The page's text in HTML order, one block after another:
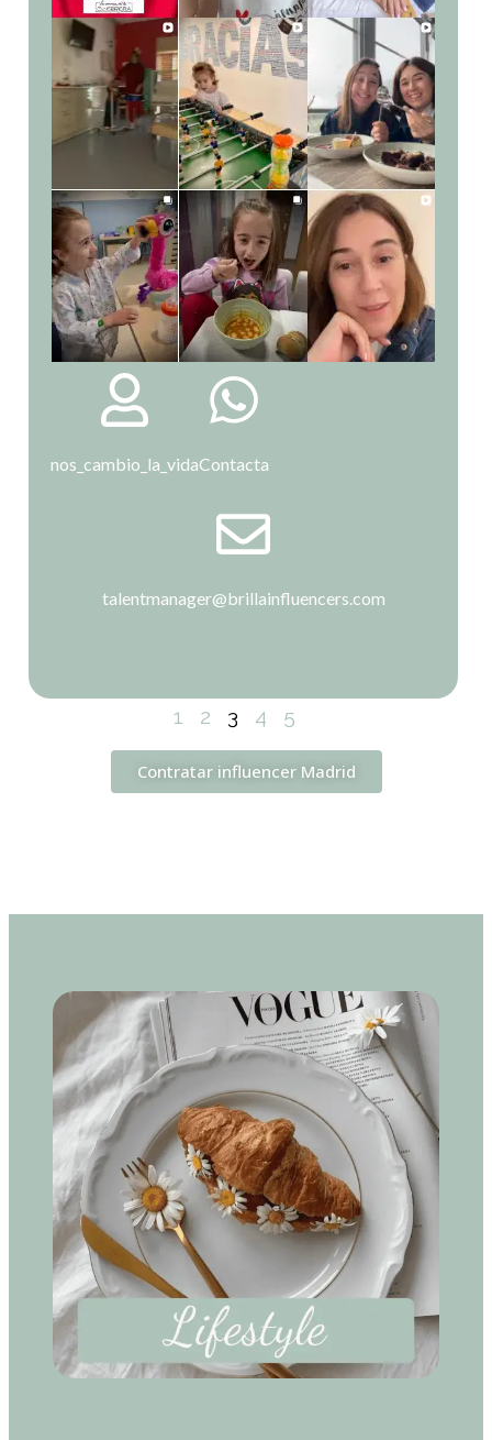
nos_cambio_la_vidaContacta
talentmanager@brillainfluencers.com
1 2 3 4 5
Contratar influencer Madrid